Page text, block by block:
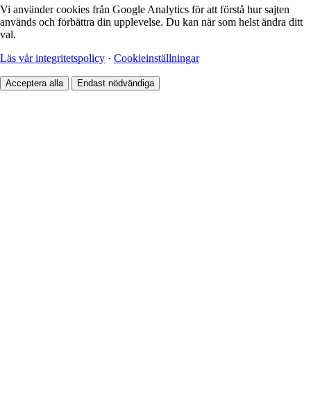
Vi använder cookies från Google Analytics för att förstå hur sajten
används och förbättra din upplevelse. Du kan när som helst ändra ditt
val.
Läs vår integritetspolicy · Cookieinställningar
Acceptera alla Endast nödvändiga